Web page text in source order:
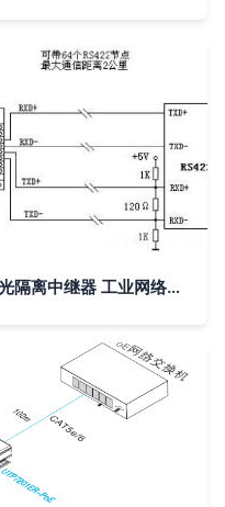
四星电子E485GA RS485/422光隔离中继器 工业网络的稳定守护者